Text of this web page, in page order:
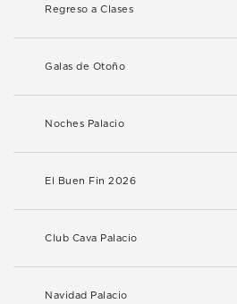
Regreso a Clases
Galas de Otoño
Noches Palacio
El Buen Fin 2026
Club Cava Palacio
Navidad Palacio